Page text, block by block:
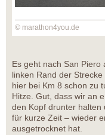
© marathon4you.de
Es geht nach San Piero
linken Rand der
hier bei Km 8 schon zu
Hitze. Gut, dass wir an
den Kopf drunter halten
für kurze Zeit – wieder
ausgetrocknet hat.